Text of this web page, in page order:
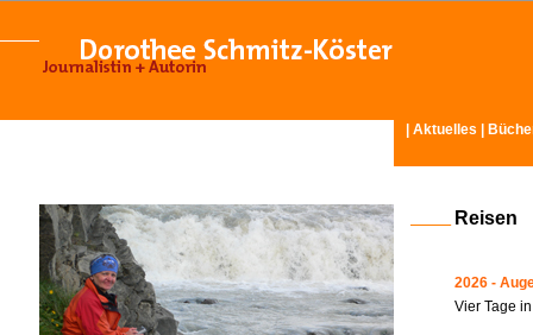
Aktuelles
Reisen
2026 -
Vier Tage